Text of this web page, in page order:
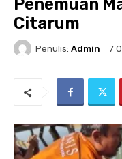
Penemuan
Citarum
Penulis: Admin 7